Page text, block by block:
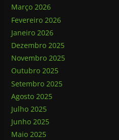
Março 2026
Fevereiro 2026
Janeiro 2026
Dezembro 2025
Novembro 2025
Outubro 2025
Setembro 2025
Agosto 2025
Julho 2025
Junho 2025
Maio 2025